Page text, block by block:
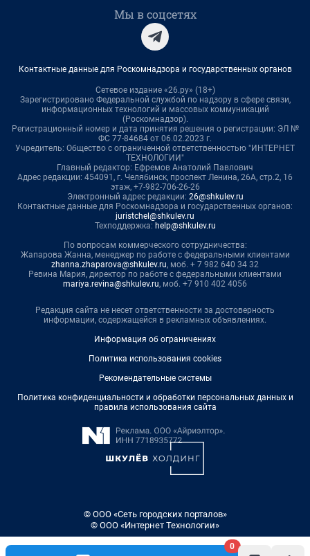
0
Мы в соцсетях
Контактные данные для Роскомнадзора и государственных органов
Сетевое издание «26.ру» (18+)
Зарегистрировано Федеральной службой по надзору в сфере связи,
информационных технологий и массовых коммуникаций
(Роскомнадзор).
Регистрационный номер и дата принятия решения о регистрации: ЭЛ №
ФС 77-84684 от 06.02.2023 г.
Учредитель: Общество с ограниченной ответственностью "ИНТЕРНЕТ
ТЕХНОЛОГИИ"
Главный редактор: Ефремов Анатолий Павлович
Адрес редакции: 454091, г. Челябинск, проспект Ленина, 26А, стр.2, 16
этаж, +7-982-706-26-26
Электронный адрес редакции: 26@shkulev.ru
Контактные данные для Роскомнадзора и государственных органов:
juristchel@shkulev.ru
Техподдержка: help@shkulev.ru
По вопросам коммерческого сотрудничества:
Жапарова Жанна, менеджер по работе с федеральными клиентами
zhanna.zhaparova@shkulev.ru, моб. + 7 982 640 34 32
Ревина Мария, директор по работе с федеральными клиентами
mariya.revina@shkulev.ru, моб. +7 910 402 4056
Редакция сайта не несет ответственности за достоверность
информации, содержащейся в рекламных объявлениях.
Информация об ограничениях
Политика использования cookies
Рекомендательные системы
Политика конфиденциальности и обработки персональных данных и
правила использования сайта
© ООО «Сеть городских порталов»
© ООО «Интернет Технологии»